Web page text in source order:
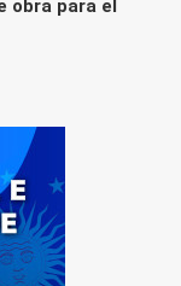
obra para el